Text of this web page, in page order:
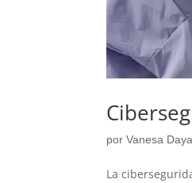
porVanesa
La